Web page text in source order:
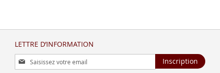
LETTRE D’INFORMATION
Inscription
à
Inscription